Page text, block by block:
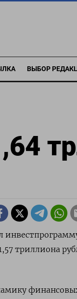
ВЫБОР
триллиона